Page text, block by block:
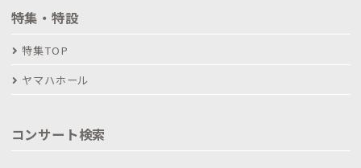
特集・特設
特集TOP
ヤマハホール
コンサート検索